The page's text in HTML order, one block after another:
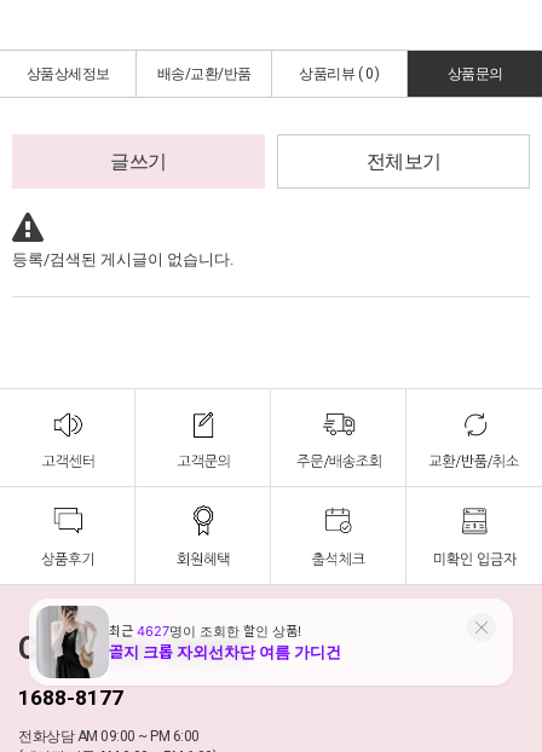
상품상세정보 배송/교환/반품 상품리뷰 ( 0) 상품문의
글쓰기 전체보기
등록/검색된 게시글이 없습니다.
Customer Center
1688-8177
전화상담 AM 09:00 ~ PM 6:00